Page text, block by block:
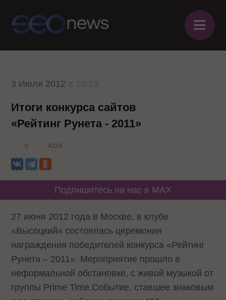
≡
3 Июля 2012
Итоги конкурса сайтов
«Рейтинг Рунета - 2011»
0 4224
Подпишитесь на нас в MAX
27 июня 2012 года в Москве, в клубе
«Высоцкий» состоялась церемония
награждения победителей конкурса «Рейтинг
Рунета – 2011». Мероприятие прошло в
неформальной обстановке, с живой музыкой от
группы Prime Time.Событие, ставшее знаковым